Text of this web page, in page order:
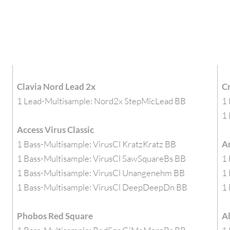
Clavia Nord Lead 2x
1 Lead-Multisample: Nord2x StepMicLead BB
Access Virus Classic
1 Bass-Multisample: VirusCl KratzKratz BB
1 Bass-Multisample: VirusCl SawSquareBs BB
1 Bass-Multisample: VirusCl Unangenehm BB
1 Bass-Multisample: VirusCl DeepDeepDn BB
Phobos Red Square
1
1
1
1
1